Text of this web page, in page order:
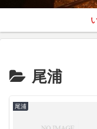
尾浦
尾浦